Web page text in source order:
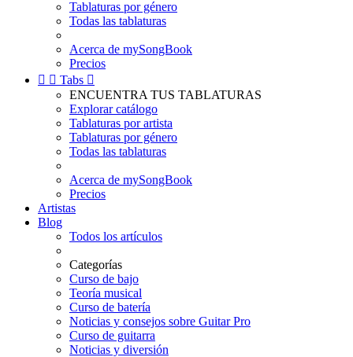
Tablaturas por género
Todas las tablaturas
Acerca de mySongBook
Precios
  Tabs 
ENCUENTRA TUS TABLATURAS
Explorar catálogo
Tablaturas por artista
Tablaturas por género
Todas las tablaturas
Acerca de mySongBook
Precios
Artistas
Blog
Todos los artículos
Categorías
Curso de bajo
Teoría musical
Curso de batería
Noticias y consejos sobre Guitar Pro
Curso de guitarra
Noticias y diversión